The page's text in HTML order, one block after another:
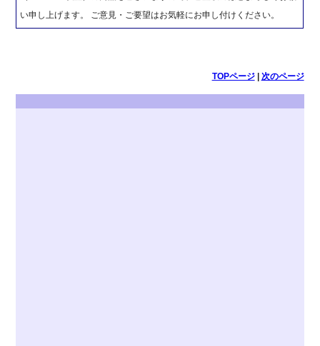
い申し上げます。 ご意見・ご要望はお気軽にお申し付けください。
TOPページ| 次のページ